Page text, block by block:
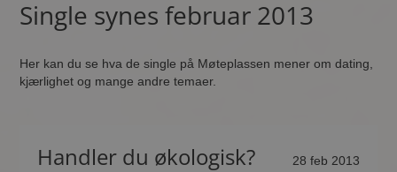
Single synes februar 2013
Her kan du se hva de single på Møteplassen mener om dating,
kjærlighet og mange andre temaer.
Handler du økologisk? 28 feb 2013